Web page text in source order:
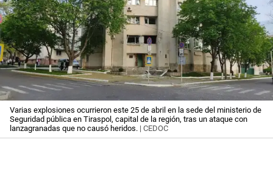
Varias explosiones ocurrieron este 25 de abril en la sede del ministerio de
Seguridad pública en Tiraspol, capital de la región, tras un ataque con
lanzagranadas que no causó heridos. | CEDOC